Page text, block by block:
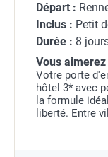
Départ :
Inclus : Petit
Durée : 8
Vous aimerez
Votre porte
hôtel 3* avec
la formule
liberté. Entre